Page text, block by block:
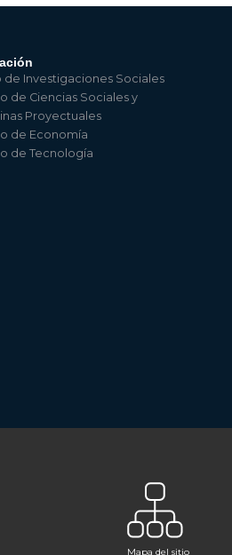
de Investigaciones Sociales
de Ciencias Sociales y
Proyectuales
de Economía
de Tecnología
Mapa del sitio